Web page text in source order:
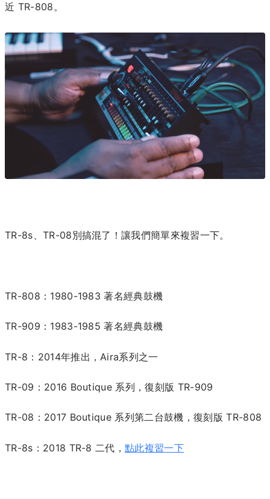
近 TR-808。
TR-8s、TR-08別搞混了！讓我們簡單來複習一下。
TR-808：1980-1983 著名經典鼓機
TR-909：1983-1985 著名經典鼓機
TR-8：2014年推出，Aira系列之一
TR-09：2016 Boutique 系列，復刻版 TR-909
TR-08：2017 Boutique 系列第二台鼓機，復刻版 TR-808
TR-8s：2018 TR-8 二代，點此複習一下